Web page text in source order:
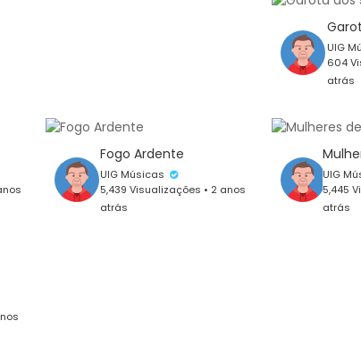
UIG
604
atrás
Fogo Ardente
UIG Músicas
5,439 Visualizações • 2 anos
atrás
UIG
5,445
atrás